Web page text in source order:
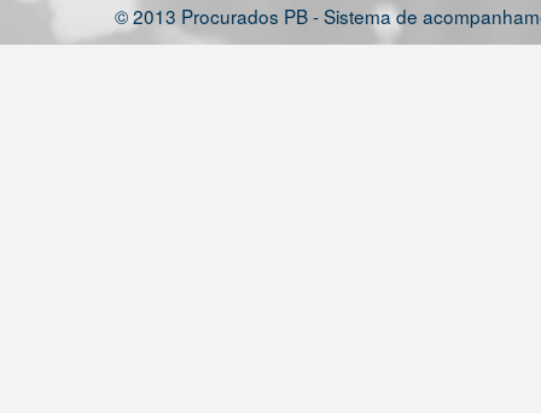
© 2013 Procurados PB - Sistema de